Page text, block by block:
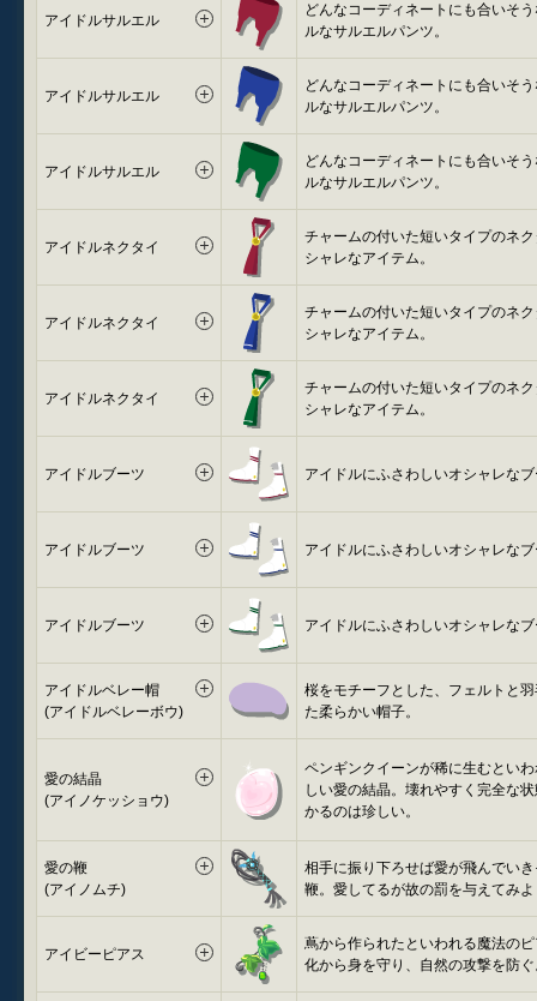
アイドルサルエル
どんなコーディネートにも合いそ
ルなサルエルパンツ。
アイドルサルエル
どんなコーディネートにも合いそ
ルなサルエルパンツ。
アイドルサルエル
どんなコーディネートにも合いそ
ルなサルエルパンツ。
アイドルネクタイ
チャームの付いた短いタイプのネ
シャレなアイテム。
アイドルネクタイ
チャームの付いた短いタイプのネ
シャレなアイテム。
アイドルネクタイ
チャームの付いた短いタイプのネ
シャレなアイテム。
アイドルブーツ アイドルにふさわしいオシャレな
アイドルブーツ アイドルにふさわしいオシャレな
アイドルブーツ アイドルにふさわしいオシャレな
アイドルベレー帽
(アイドルベレーボウ)
桜をモチーフとした、フェルトと
た柔らかい帽子。
愛の結晶
(アイノケッショウ)
ペンギンクイーンが稀に生むとい
しい愛の結晶。壊れやすく完全な
かるのは珍しい。
愛の鞭
(アイノムチ)
相手に振り下ろせば愛が飛んでい
鞭。愛してるが故の罰を与えてみ
アイビーピアス
蔦から作られたといわれる魔法の
化から身を守り、自然の攻撃を防